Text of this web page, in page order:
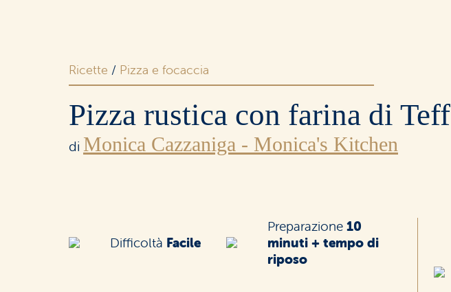
I buoni
senza lattosio
Benessere
integrale
Ricette / Pizza e focaccia
Pizza rustica con farina di Teff
di Monica Cazzaniga - Monica's Kitchen
Difficoltà Facile
Preparazione 10
minuti + tempo di
riposo